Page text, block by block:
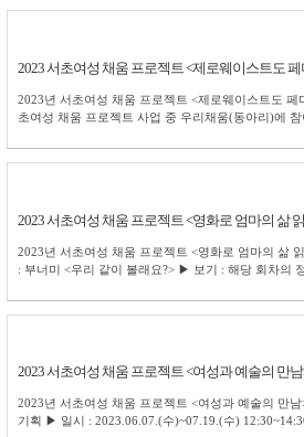
2023 서초여성 채움 프로젝트 <제로웨이스트도 페
2023년 서초여성 채움 프로젝트 <제로웨이스트도 페
초여성 채움 프로젝트 사업 중 우리채움(동아리)에 참
2023 서초여성 채움 프로젝트 <영화로 엄마의 삶 읽...
2023년 서초여성 채움 프로젝트 <영화로 엄마의 삶
: 부너미 <우리 같이 볼래요?> ▶ 보기 : 해당 회차의
2023 서초여성 채움 프로젝트 <여성과 예술의 만
2023년 서초여성 채움 프로젝트 <여성과 예술의 만
기획 ▶ 일시 : 2023.06.07.(수)~07.19.(수)